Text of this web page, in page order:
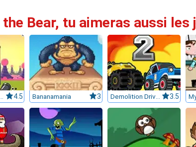
the Bear, tu aimeras aussi
The Sweet Menace 4.5 Bananamania 3 Demolition Drive 2 3.5